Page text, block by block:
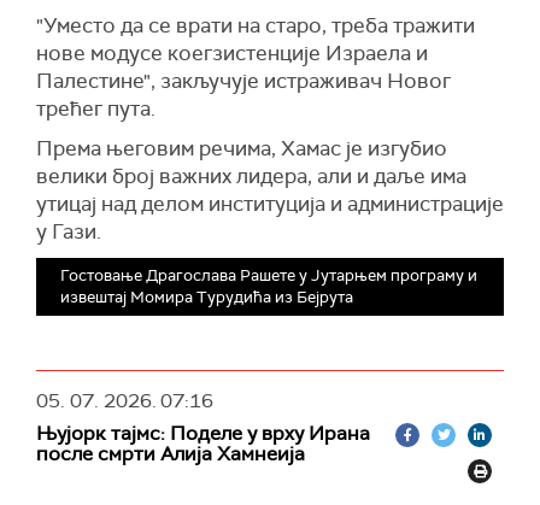
"Уместо да се врати на старо, треба тражити
нове модусе коегзистенције Израела и
Палестине", закључује истраживач Новог
трећег пута.
Према његовим речима, Хамас је изгубио
велики број важних лидера, али и даље има
утицај над делом институција и администрације
у Гази.
Гостовање Драгослава Рашете у Јутарњем програму и
извештај Момира Турудића из Бејрута
05. 07. 2026.07:16
Њујорк тајмс: Поделе у врху Ирана
после смрти Алија Хамнеија